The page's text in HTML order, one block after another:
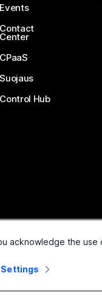
Events
Contact
Center
CPaaS
Suojaus
Control Hub
oikeudet pidätetään.
acknowledge the use